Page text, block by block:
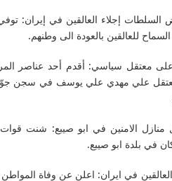
السلطات إجلاء العالقين في
للعالقين بالعودة الى وطنهم.
معتقل سياسي: أقدم أحد عناصر
علي مهدي علي يوسف في سجن جوّ
منازل الامنين في ابو صيبع: شنت
في بلدة ابو صيبع.
في ايران: اعلن عن وفاة